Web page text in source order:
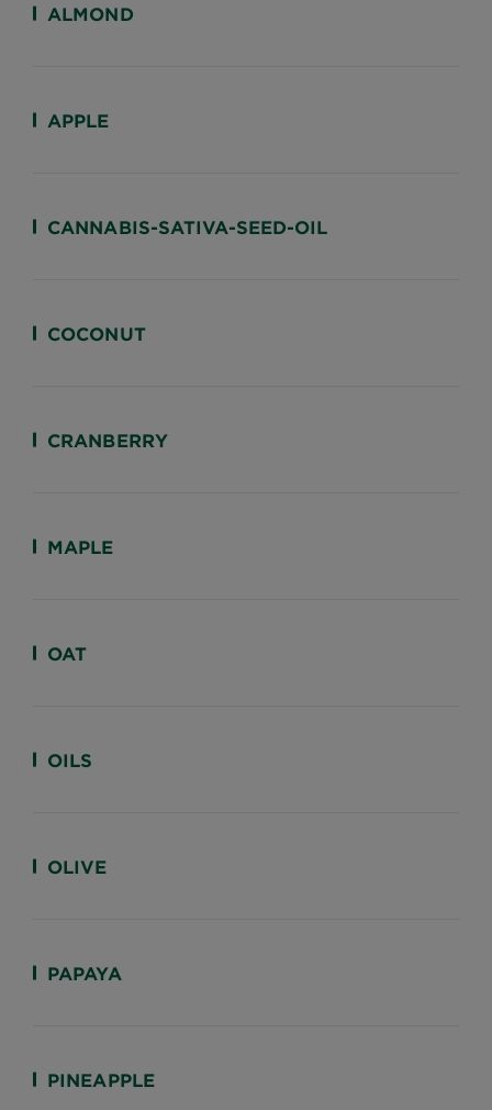
ALMOND
APPLE
CANNABIS-SATIVA-SEED-OIL
COCONUT
CRANBERRY
MAPLE
OAT
OILS
OLIVE
PAPAYA
PINEAPPLE